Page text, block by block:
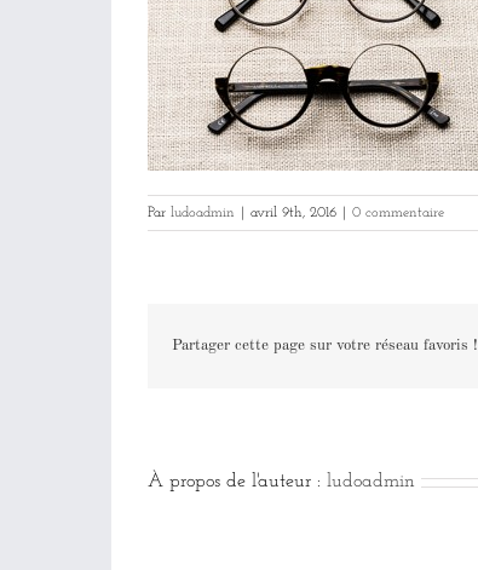
Par ludoadmin avril 9th, 2016 0 commentaire
Partager cette page sur votre réseau favoris !
À propos de l'auteur : ludoadmin